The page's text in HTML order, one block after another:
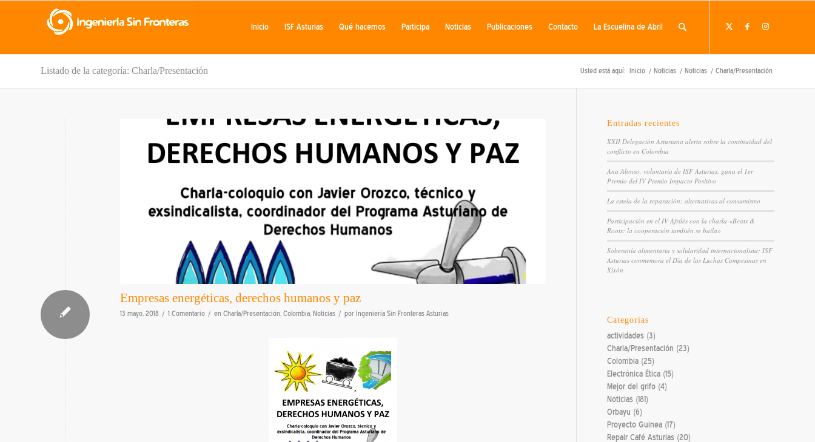
Inicio ISF Asturias Qué hacemos Participa Noticias Publicaciones Contacto La Escuelina de Abril
Listado de la categoría: Charla/Presentación Usted está aquí: Inicio / Noticias / Noticias / Charla/Presentación
Empresas energéticas, derechos humanos y paz
13 mayo, 2018 / 1 Comentario / en Charla/Presentación, Colombia, Noticias / por Ingeniería Sin Fronteras Asturias
Entradas recientes
XXII Delegación Asturiana alerta sobre la continuidad del
conflicto en Colombia
Ana Alonso, voluntaria de ISF Asturias, gana el 1er
Premio del IV Premio Impacto Positivo
La estela de la reparación: alternativas al consumismo
Participación en el IV Afrilés con la charla «Beats &
Roots: la cooperación también se baila»
Soberanía alimentaria y solidaridad internacionalista: ISF
Asturias conmemora el Día de las Luchas Campesinas en
Xixón
Categorías
actividades (3)
Charla/Presentación (23)
Colombia (25)
Electrónica Ética (15)
Mejor del grifo (4)
Noticias (181)
Orbayu (6)
Proyecto Guinea (17)
Repair Café Asturias (20)